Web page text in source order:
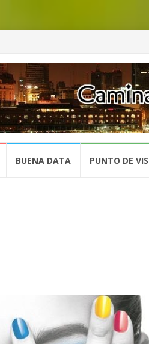
BUENA DATA PUNTO DE